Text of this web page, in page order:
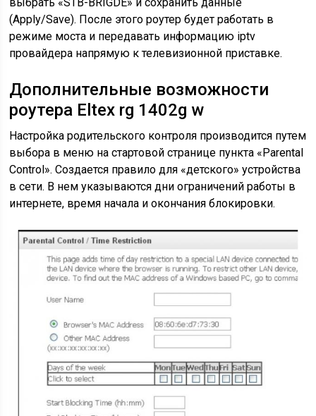
(Apply/Save). После этого роутер будет работать в
режиме моста и передавать информацию iptv
провайдера напрямую к телевизионной приставке.
Дополнительные возможности
роутера Eltex rg 1402g w
Настройка родительского контроля производится путем
выбора в меню на стартовой странице пункта «Parental
Control». Создается правило для «детского» устройства
в сети. В нем указываются дни ограничений работы в
интернете, время начала и окончания блокировки.